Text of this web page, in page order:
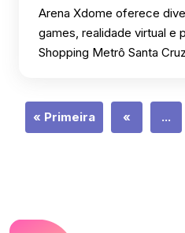
Arena Xdome oferece
games, realidade virtual e
Shopping Metrô Santa
« Primeira « ...